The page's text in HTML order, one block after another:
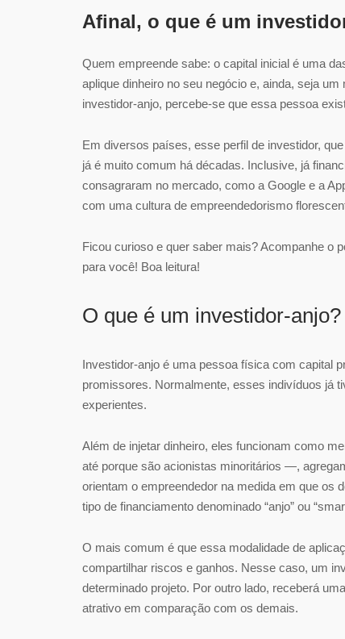
Afinal, o que é um
Quem empreende sabe: o capital inicial é uma
aplique dinheiro no seu negócio e, ainda, seja
investidor-anjo, percebe-se que essa pessoa
Em diversos países, esse perfil de investidor,
já é muito comum há décadas. Inclusive, já
consagraram no mercado, como a Google e a
com uma cultura de empreendedorismo
Ficou curioso e quer saber mais? Acompanhe o
para você! Boa leitura!
O que é um investidor-anjo?
Investidor-anjo é uma pessoa física com capital
promissores. Normalmente, esses indivíduos já
experientes.
Além de injetar dinheiro, eles funcionam como
até porque são acionistas minoritários —,
orientam o empreendedor na medida em que os
tipo de financiamento denominado “anjo” ou
O mais comum é que essa modalidade de
compartilhar riscos e ganhos. Nesse caso, um
determinado projeto. Por outro lado, receberá
atrativo em comparação com os demais.